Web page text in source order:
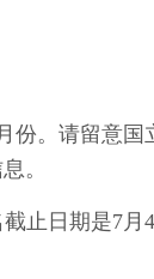
。请留意国
。
止日期是7月4